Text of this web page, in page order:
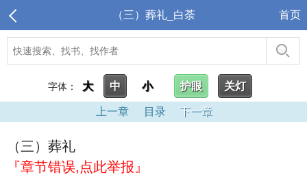
（三）葬礼_白荼 首页
字体： 大 中 小 护眼 关灯
上一章 目录 下一章
（三）葬礼
『章节错误,点此举报』